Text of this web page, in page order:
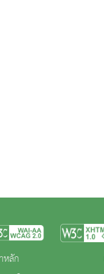
หลัก